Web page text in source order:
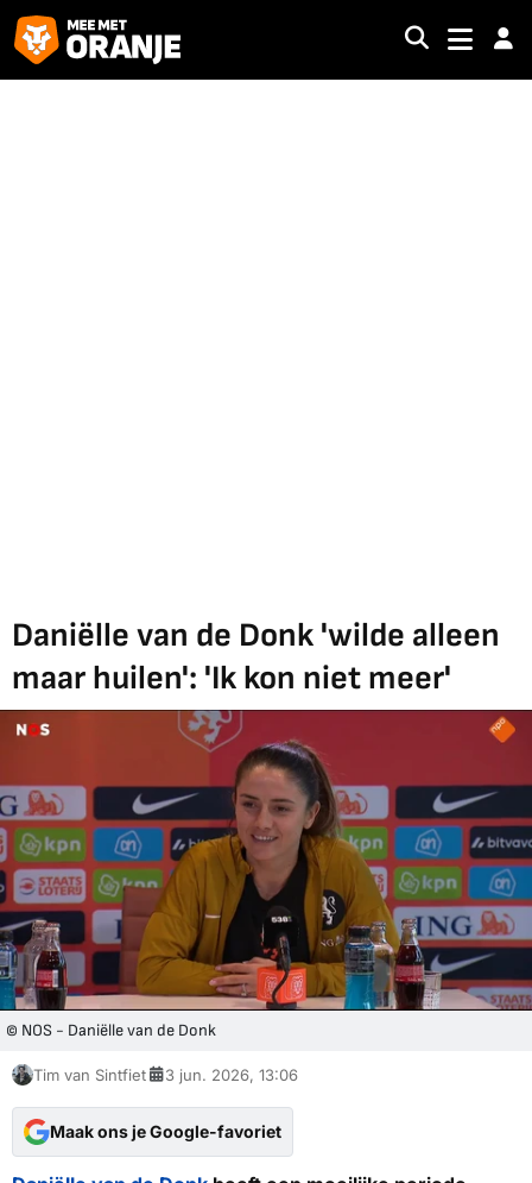
Daniëlle van de Donk 'wilde alleen
maar huilen': 'Ik kon niet meer'
© NOS - Daniëlle van de Donk
Tim van Sintfiet 3 jun. 2026, 13:06
Maak ons je Google-favoriet